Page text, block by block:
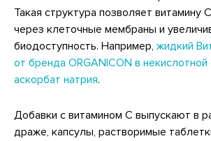
Такая структура позволяет витамину
через клеточные мембраны и
биодоступность. Например, жидкий
от бренда ORGANICON в
аскорбат натрия.
Добавки с витамином C выпускают в
драже, капсулы, растворимые